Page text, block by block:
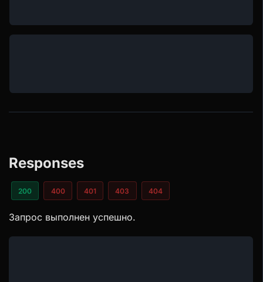
Responses
200 400 401 403 404
Запрос выполнен успешно.